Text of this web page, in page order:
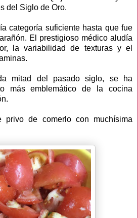
del Siglo de Oro.
categoría suficiente hasta que fue
El prestigioso médico aludía
la variabilidad de texturas y el
mitad del pasado siglo, se ha
más emblemático de la cocina
privo de comerlo con muchísima